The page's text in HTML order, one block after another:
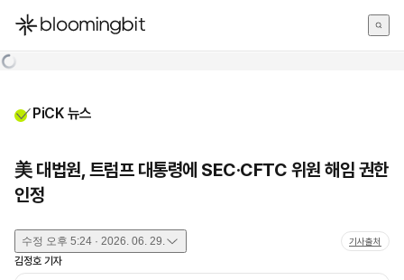
한국어
PiCK 뉴스
美 대법원, 트럼프 대통령에 SEC·CFTC 위원 해임 권한
인정
수정 오후 5:24 · 2026. 06. 29. 기사출처
김정호 기자